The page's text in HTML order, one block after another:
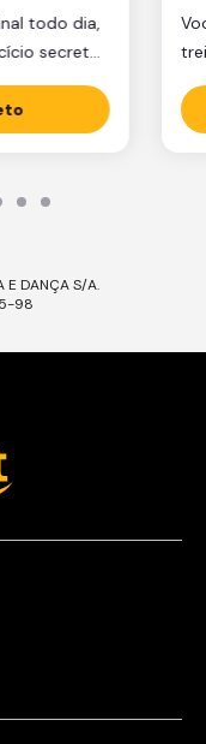
todo dia,
secreto”
muita
levam
que o
E DANÇA S/A.
98